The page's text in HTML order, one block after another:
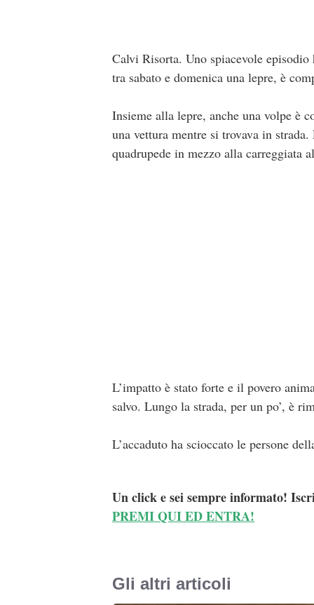
Calvi Risorta. Uno spiacevole
tra sabato e domenica una lepre, è
Insieme alla lepre, anche una volpe è
una vettura mentre si trovava in
quadrupede in mezzo alla carreggiata
L’impatto è stato forte e il povero
salvo. Lungo la strada, per un po’, è
L’accaduto ha scioccato le persone
Un click e sei sempre informato!
PREMI QUI ED ENTRA!
Gli altri articoli